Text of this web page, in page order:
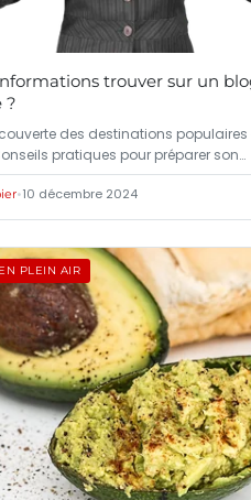
trouver sur un
?
des destinations populaires
pratiques pour préparer son…
•10 décembre 2024
PLEIN AIR